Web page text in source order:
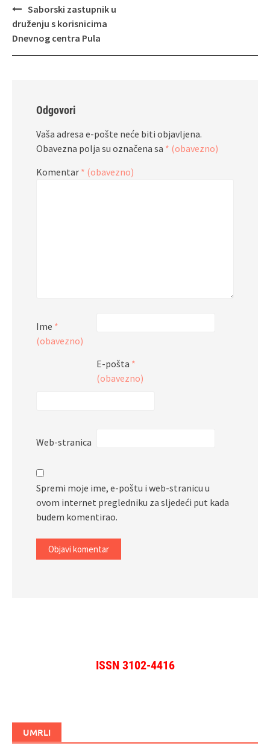
Navigacija
objava
Saborski zastupnik u
druženju s korisnicima
Dnevnog centra Pula
Odgovori
Vaša adresa e-pošte neće biti objavljena.
Obavezna polja su označena sa * (obavezno)
Komentar * (obavezno)
Ime *
(obavezno)
E-pošta *
(obavezno)
Web-stranica
Spremi moje ime, e-poštu i web-stranicu u
ovom internet pregledniku za sljedeći put kada
budem komentirao.
ISSN 3102-4416
UMRLI